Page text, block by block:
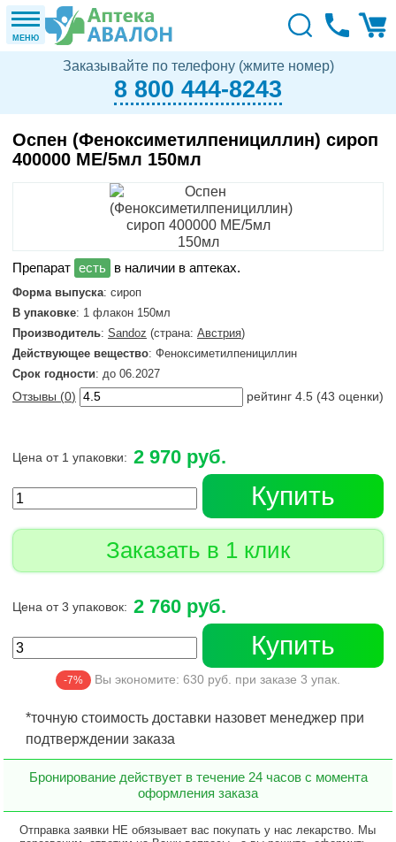
МЕНЮ
Заказывайте по телефону (жмите номер)
8 800 444-8243
Оспен (Феноксиметилпенициллин) сироп
400000 МЕ/5мл 150мл
в наличии в аптеках.
Форма выпуска: сироп
В упаковке: 1 флакон 150мл
Производитель: Sandoz (страна: Австрия)
Действующее вещество: Феноксиметилпенициллин
Срок годности: до 06.2027
Отзывы (0) рейтинг 4.5 (43 оценки)
Цена от 1 упаковки: 2 970 руб.
Купить
Заказать в 1 клик
Цена от 3 упаковок: 2 760 руб.
Купить
-7% Вы экономите: 630 руб. при заказе 3 упак.
*точную стоимость доставки назовет менеджер при
подтверждении заказа
Бронирование действует в течение 24 часов с момента
оформления заказа
Отправка заявки НЕ обязывает вас покупать у нас лекарство. Мы